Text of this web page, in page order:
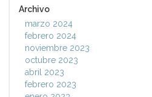
Archivo
marzo 2024
febrero 2024
noviembre 2023
octubre 2023
abril 2023
febrero 2023